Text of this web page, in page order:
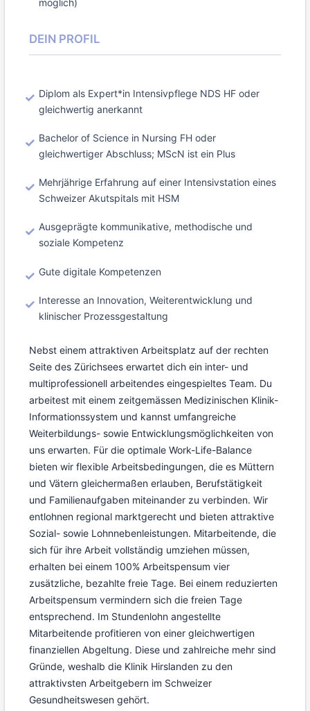
möglich)
DEIN PROFIL
Diplom als Expert*in Intensivpflege NDS HF oder
gleichwertig anerkannt
Bachelor of Science in Nursing FH oder
gleichwertiger Abschluss; MScN ist ein Plus
Mehrjährige Erfahrung auf einer Intensivstation eines
Schweizer Akutspitals mit HSM
Ausgeprägte kommunikative, methodische und
soziale Kompetenz
Gute digitale Kompetenzen
Interesse an Innovation, Weiterentwicklung und
klinischer Prozessgestaltung
Nebst einem attraktiven Arbeitsplatz auf der rechten
Seite des Zürichsees erwartet dich ein inter- und
multiprofessionell arbeitendes eingespieltes Team. Du
arbeitest mit einem zeitgemässen Medizinischen Klinik-
Informationssystem und kannst umfangreiche
Weiterbildungs- sowie Entwicklungsmöglichkeiten von
uns erwarten. Für die optimale Work-Life-Balance
bieten wir flexible Arbeitsbedingungen, die es Müttern
und Vätern gleichermaßen erlauben, Berufstätigkeit
und Familienaufgaben miteinander zu verbinden. Wir
entlohnen regional marktgerecht und bieten attraktive
Sozial- sowie Lohnnebenleistungen. Mitarbeitende, die
sich für ihre Arbeit vollständig umziehen müssen,
erhalten bei einem 100% Arbeitspensum vier
zusätzliche, bezahlte freie Tage. Bei einem reduzierten
Arbeitspensum vermindern sich die freien Tage
entsprechend. Im Stundenlohn angestellte
Mitarbeitende profitieren von einer gleichwertigen
finanziellen Abgeltung. Diese und zahlreiche mehr sind
Gründe, weshalb die Klinik Hirslanden zu den
attraktivsten Arbeitgebern im Schweizer
Gesundheitswesen gehört.